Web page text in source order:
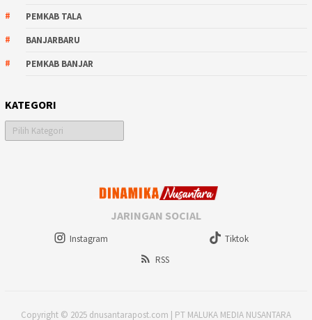
PEMKAB TALA
BANJARBARU
PEMKAB BANJAR
KATEGORI
Kategori
JARINGAN SOCIAL
Instagram
Tiktok
RSS
Copyright © 2025 dnusantarapost.com | PT MALUKA MEDIA NUSANTARA